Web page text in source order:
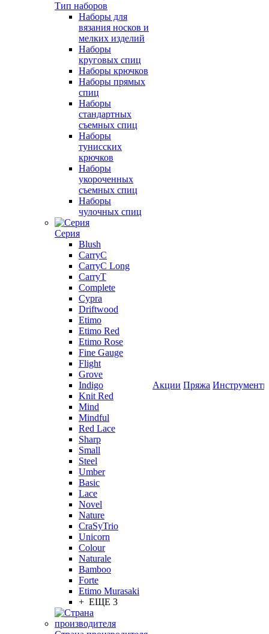
Тип наборов
Наборы для
вязания носков и
мелких изделий
Наборы
круговых спиц
Наборы крючков
Наборы прямых
спиц
Наборы
стандартных
съемных спиц
Наборы
тунисских
крючков
Наборы
укороченных
съемных спиц
Наборы
чулочных спиц
Серия
Blush
CarryC
CarryC Long
CarryT
Complete
Cypra
Driftwood
Etimo
Etimo Red
Etimo Rose
Fine Gauge
Flight
Grove
Indigo
Knit Red
Mind
Mindful
Red Lace
Sharp
Small
Steel
Umber
Basic
Lace
Novel
Nature
CraSyTrio
Unicorn
Colour
Naturale
Bamboo
Forte
Etimo Murasaki
+ ЕЩЕ 3
Акции Пряжа Инструменты